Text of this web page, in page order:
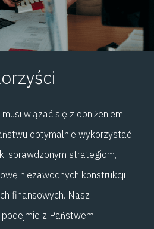
wiązać się z obniżeniem
optymalnie wykorzystać
sprawdzonym strategiom,
niezawodnych konstrukcji
finansowych. Nasz
z Państwem